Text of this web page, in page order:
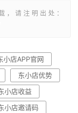
，请注明出处：
小店APP官网
东小店优势
小店收益
小店邀请码